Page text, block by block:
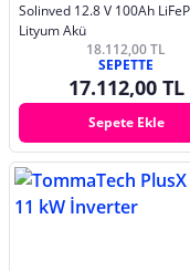
Solinved 12.8 V 100Ah
Lityum Akü
18.112,00 TL
SEPETTE
17.112,00 TL
Sepete Ekle